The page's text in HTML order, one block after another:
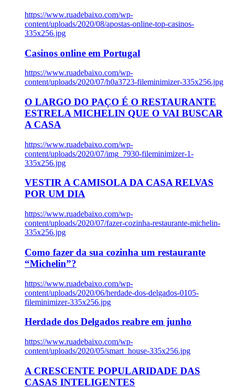
https://www.ruadebaixo.com/wp-
content/uploads/2020/08/apostas-online-top-casinos-
335x256.jpg
Casinos online em Portugal
https://www.ruadebaixo.com/wp-
content/uploads/2020/07/h0a3723-fileminimizer-335x256.jpg
O LARGO DO PAÇO É O RESTAURANTE
ESTRELA MICHELIN QUE O VAI BUSCAR
A CASA
https://www.ruadebaixo.com/wp-
content/uploads/2020/07/img_7930-fileminimizer-1-
335x256.jpg
VESTIR A CAMISOLA DA CASA RELVAS
POR UM DIA
https://www.ruadebaixo.com/wp-
content/uploads/2020/07/fazer-cozinha-restaurante-michelin-
335x256.jpg
Como fazer da sua cozinha um restaurante
“Michelin”?
https://www.ruadebaixo.com/wp-
content/uploads/2020/06/herdade-dos-delgados-0105-
fileminimizer-335x256.jpg
Herdade dos Delgados reabre em junho
https://www.ruadebaixo.com/wp-
content/uploads/2020/05/smart_house-335x256.jpg
A CRESCENTE POPULARIDADE DAS
CASAS INTELIGENTES